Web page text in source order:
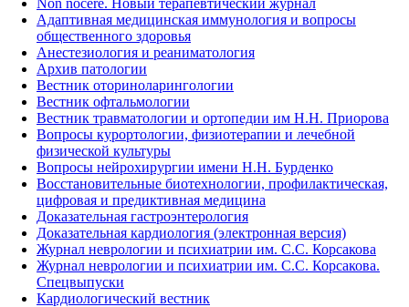
Non nocere. Новый терапевтический журнал
Адаптивная медицинская иммунология и вопросы
общественного здоровья
Анестезиология и реаниматология
Архив патологии
Вестник оториноларингологии
Вестник офтальмологии
Вестник травматологии и ортопедии им Н.Н. Приорова
Вопросы курортологии, физиотерапии и лечебной
физической культуры
Вопросы нейрохирургии имени Н.Н. Бурденко
Восстановительные биотехнологии, профилактическая,
цифровая и предиктивная медицина
Доказательная гастроэнтерология
Доказательная кардиология (электронная версия)
Журнал неврологии и психиатрии им. С.С. Корсакова
Журнал неврологии и психиатрии им. С.С. Корсакова.
Спецвыпуски
Кардиологический вестник